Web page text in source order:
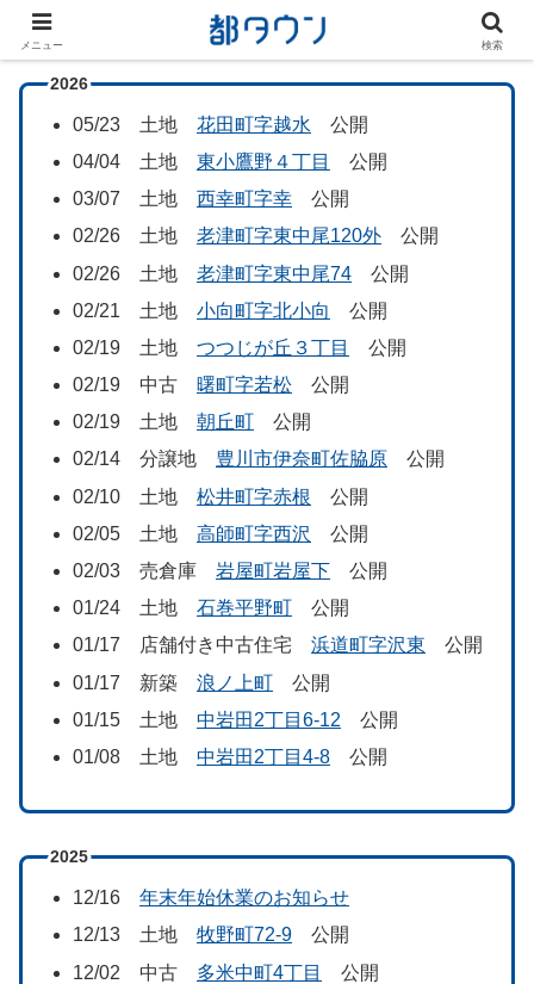
2026
05/23 土地 花田町字越水 公開
04/04 土地 東小鷹野４丁目
公開
03/07 土地 西幸町字幸公開
02/26 土地 老津町字東中尾120外公開
02/26 土地 老津町字東中尾74公開
02/21 土地 小向町字北小向
公開
02/19 土地 つつじが丘３丁目
公開
02/19 中古 曙町字若松公開
02/19 土地 朝丘町公開
02/14 分譲地 豊川市伊奈町佐脇原 公開
02/10 土地 松井町字赤根 公開
02/05 土地 高師町字西沢
公開
02/03 売倉庫 岩屋町岩屋下公開
01/24 土地 石巻平野町公開
01/17 店舗付き中古住宅 浜道町字沢東 公開
01/17 新築 浪ノ上町公開
01/15 土地 中岩田2丁目6-12 公開
01/08 土地 中岩田2丁目4-8公開
2025
12/16 年末年始休業のお知らせ
12/13 土地 牧野町72-9公開
12/02 中古 多米中町4丁目
公開
メニュー 検索